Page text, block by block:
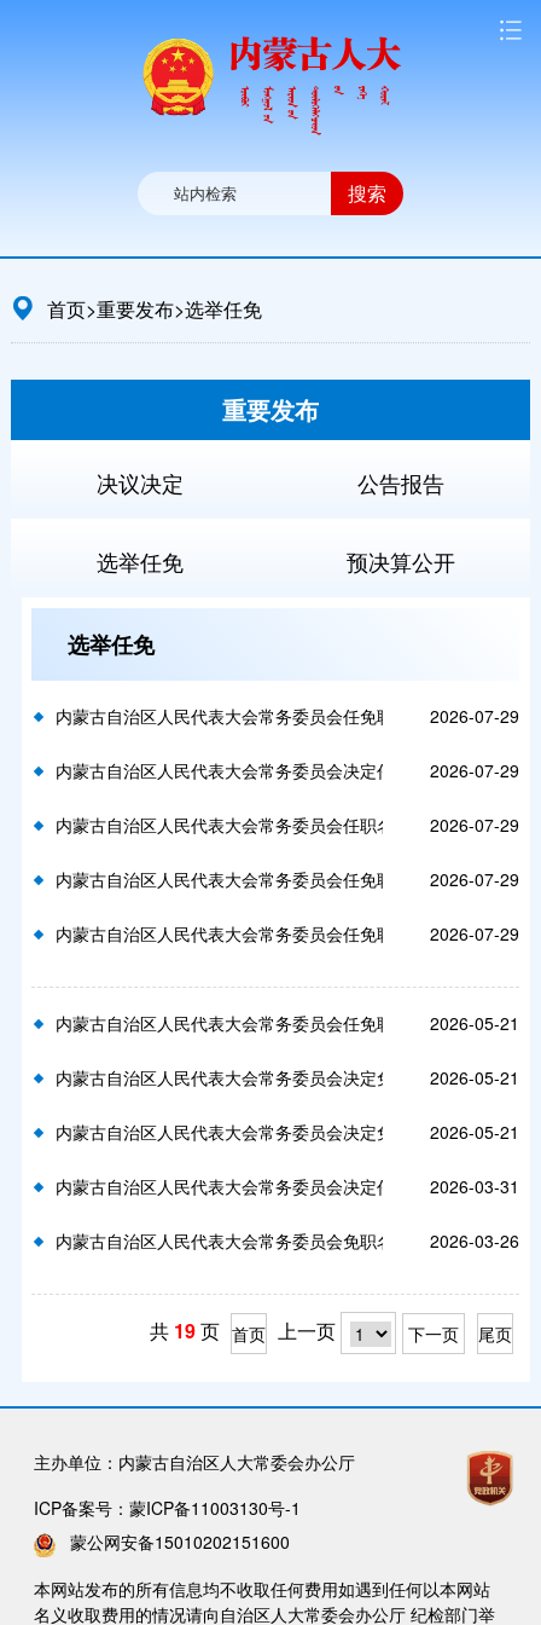
搜索
首页>重要发布>选举任免
重要发布
决议决定 公告报告
选举任免 预决算公开
选举任免
内蒙古自治区人民代表大会常务委员会任免职名单 2026-07-29
内蒙古自治区人民代表大会常务委员会决定任职名单2026-07-29
内蒙古自治区人民代表大会常务委员会任职名单 2026-07-29
内蒙古自治区人民代表大会常务委员会任免职名单 2026-07-29
内蒙古自治区人民代表大会常务委员会任免职名单 2026-07-29
内蒙古自治区人民代表大会常务委员会任免职名单 2026-05-21
内蒙古自治区人民代表大会常务委员会决定免职名单2026-05-21
内蒙古自治区人民代表大会常务委员会决定免职名单2026-05-21
内蒙古自治区人民代表大会常务委员会决定任职名单2026-03-31
内蒙古自治区人民代表大会常务委员会免职名单 2026-03-26
共 19页 首页 上一页 下一页 尾页
主办单位：内蒙古自治区人大常委会办公厅
ICP备案号：蒙ICP备11003130号-1
蒙公网安备15010202151600
本网站发布的所有信息均不收取任何费用如遇到任何以本网站
名义收取费用的情况请向自治区人大常委会办公厅 纪检部门举